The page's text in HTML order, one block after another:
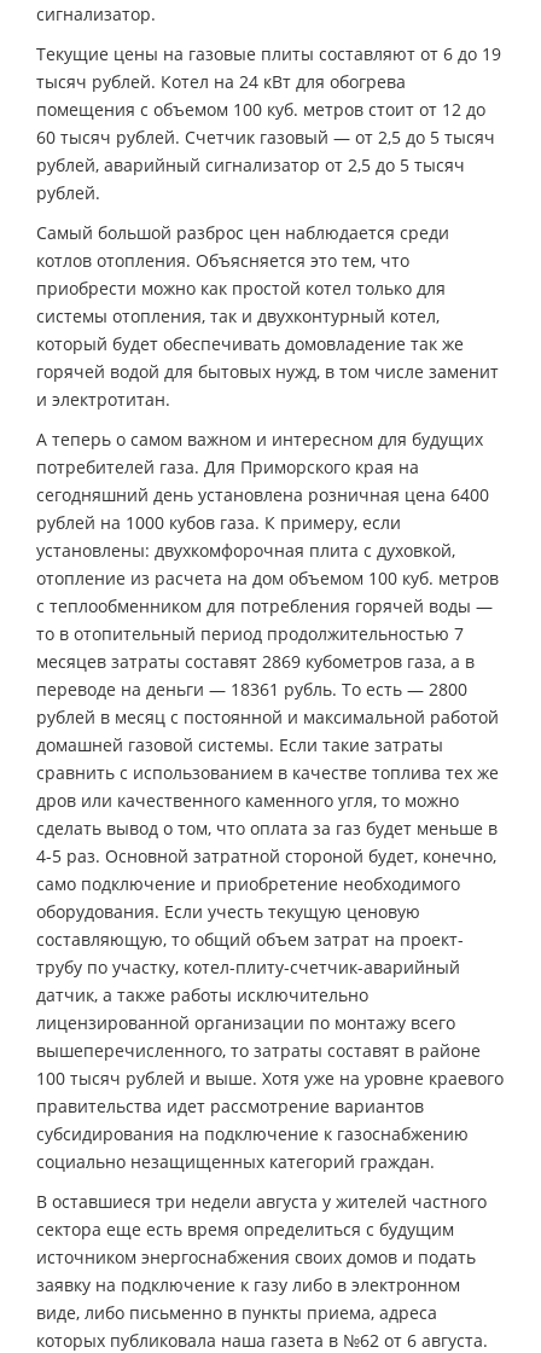
сигнализатор.
Текущие цены на газовые плиты составляют от 6 до 19
тысяч рублей. Котел на 24 кВт для обогрева
помещения с объемом 100 куб. метров стоит от 12 до
60 тысяч рублей. Счетчик газовый — от 2,5 до 5 тысяч
рублей, аварийный сигнализатор от 2,5 до 5 тысяч
рублей.
Самый большой разброс цен наблюдается среди
котлов отопления. Объясняется это тем, что
приобрести можно как простой котел только для
системы отопления, так и двухконтурный котел,
который будет обеспечивать домовладение так же
горячей водой для бытовых нужд, в том числе заменит
и электротитан.
А теперь о самом важном и интересном для будущих
потребителей газа. Для Приморского края на
сегодняшний день установлена розничная цена 6400
рублей на 1000 кубов газа. К примеру, если
установлены: двухкомфорочная плита с духовкой,
отопление из расчета на дом объемом 100 куб. метров
с теплообменником для потребления горячей воды —
то в отопительный период продолжительностью 7
месяцев затраты составят 2869 кубометров газа, а в
переводе на деньги — 18361 рубль. То есть — 2800
рублей в месяц с постоянной и максимальной работой
домашней газовой системы. Если такие затраты
сравнить с использованием в качестве топлива тех же
дров или качественного каменного угля, то можно
сделать вывод о том, что оплата за газ будет меньше в
4-5 раз. Основной затратной стороной будет, конечно,
само подключение и приобретение необходимого
оборудования. Если учесть текущую ценовую
составляющую, то общий объем затрат на проект-
трубу по участку, котел-плиту-счетчик-аварийный
датчик, а также работы исключительно
лицензированной организации по монтажу всего
вышеперечисленного, то затраты составят в районе
100 тысяч рублей и выше. Хотя уже на уровне краевого
правительства идет рассмотрение вариантов
субсидирования на подключение к газоснабжению
социально незащищенных категорий граждан.
В оставшиеся три недели августа у жителей частного
сектора еще есть время определиться с будущим
источником энергоснабжения своих домов и подать
заявку на подключение к газу либо в электронном
виде, либо письменно в пункты приема, адреса
которых публиковала наша газета в №62 от 6 августа.